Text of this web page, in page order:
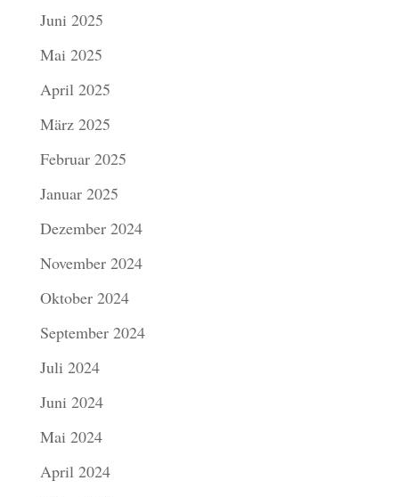
Juni 2025
Mai 2025
April 2025
März 2025
Februar 2025
Januar 2025
Dezember 2024
November 2024
Oktober 2024
September 2024
Juli 2024
Juni 2024
Mai 2024
April 2024